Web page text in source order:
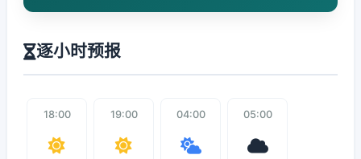
逐小时预报
18:00 19:00 04:00 05:00